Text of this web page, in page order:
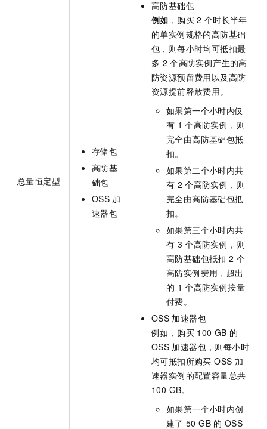
总量恒定型
存储包
高防基
础包
OSS 加
速器包
高防基础包
例如 ，购买 2 个时长半年
的单实例规格的高防基础
包，则每小时均可抵扣最
多 2 个高防实例产生的高
防资源预留费用以及高防
资源提前释放费用。
如果第一个小时内仅
有 1 个高防实例，则
完全由高防基础包抵
扣。
如果第二个小时内共
有 2 个高防实例，则
完全由高防基础包抵
扣。
如果第三个小时内共
有 3 个高防实例，则
高防基础包抵扣 2 个
高防实例费用，超出
的 1 个高防实例按量
付费。
OSS 加速器包
例如 ，购买 100 GB 的
OSS 加速器包，则每小时
均可抵扣所购买 OSS 加
速器实例的配置容量总共
100 GB。
如果第一个小时内创
建了 50 GB 的 OSS